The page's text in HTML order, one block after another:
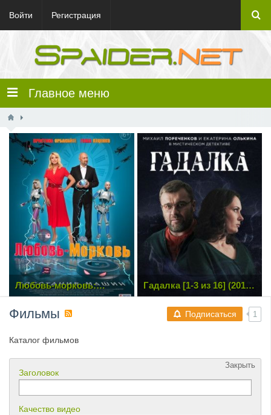
Войти Регистрация
Главное меню
Гадалка [1-3 из 16] (2019)
SATRip
Тёмное зеркало / Look
Away (2018) WEB-DL
1080p | iTunes
Подписаться 1
Фильмы
Каталог фильмов
Закрыть
Заголовок
Качество видео